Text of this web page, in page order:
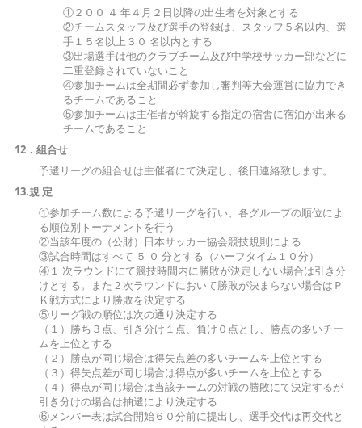
①２００ ４ 年４月２日以降の出生者を対象とする
②チームスタッフ及び選手の登録は、スタッフ５名以内、選
手１５名以上３０ 名以内とする
③出場選手は他のクラブチーム及び中学校サッカー部などに
二重登録されていないこと
④参加チームは全期間必ず参加し審判等大会運営に協力でき
るチームであること
⑤参加チームは主催者が斡旋する指定の宿舎に宿泊が出来る
チームであること
12．組合せ
予選リーグの組合せは主催者にて決定し、後日連絡致します。
13.規 定
①参加チーム数による予選リーグを行い、各グループの順位によ
る順位別トーナメントを行う
②当該年度の（公財）日本サッカー協会競技規則による
③試合時間はすべて ５ ０ 分とする（ハーフタイム１０分）
④１ 次ラウンドにて競技時間内に勝敗が決定しない場合は引き分
けとする。また 2 次ラウンドにおいて勝敗が決まらない場合はＰ
Ｋ戦方式により勝敗を決定する
⑤リーグ戦の順位は次の通り決定する
（１）勝ち３点、引き分け１点、負け０点とし、勝点の多いチー
ムを上位とする
（２）勝点が同じ場合は得失点差の多いチームを上位とする
（３）得失点差が同じ場合は得点が多いチームを上位とする
（４）得点が同じ場合は当該チームの対戦の勝敗にて決定するが
引き分けの場合は抽選により決定する
⑥メンバー表は試合開始６０分前に提出し、選手交代は再交代と